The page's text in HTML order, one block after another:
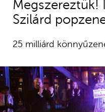
Megszereztük!
Szilárd
25 milliárd